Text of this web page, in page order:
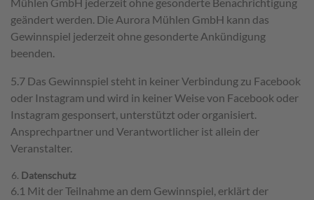
geändert werden. Die Aurora Mühlen GmbH kann das
Gewinnspiel jederzeit ohne gesonderte Ankündigung
beenden.
5.7 Das Gewinnspiel steht in keiner Verbindung zu Facebook
oder Instagram und wird in keiner Weise von Facebook oder
Instagram gesponsert, unterstützt oder organisiert.
Ansprechpartner und Verantwortlicher ist allein der
Veranstalter.
Datenschutz
6.1 Mit der Teilnahme an dem Gewinnspiel, erklärt der